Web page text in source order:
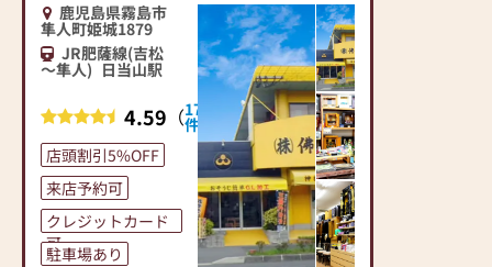
鹿児島県霧島市
隼人町姫城1879
JR肥薩線(吉松
～隼人) 日当山駅
4.59 （17
件 ）
店頭割引5%OFF
来店予約可
クレジットカード
可
駐車場あり